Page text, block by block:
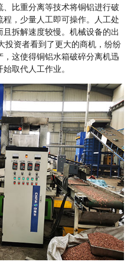
比重分离等技术将铜铝进行破
，少量人工即可操作。人工处
拆解速度较慢。机械设备的出
投资者看到了更大的商机，纷纷
这使得铜铝水箱破碎分离机迅
取代人工作业。